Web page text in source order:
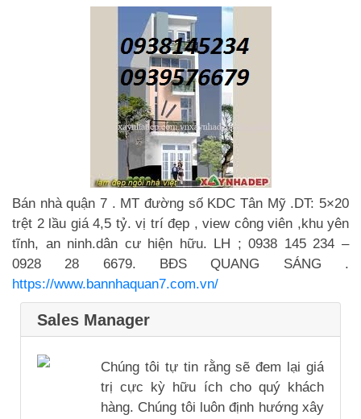
Bán nhà quận 7 . MT đường số KDC Tân Mỹ .DT: 5×20
trệt 2 lầu giá 4,5 tỷ. vị trí đẹp , view công viên ,khu yên
tĩnh, an ninh.dân cư hiện hữu. LH ; 0938 145 234 –
0928 28 6679. BĐS QUANG SÁNG .
https://www.bannhaquan7.com.vn/
Sales Manager
Chúng tôi tự tin rằng sẽ đem lại giá
trị cực kỳ hữu ích cho quý khách
hàng. Chúng tôi luôn định hướng xây